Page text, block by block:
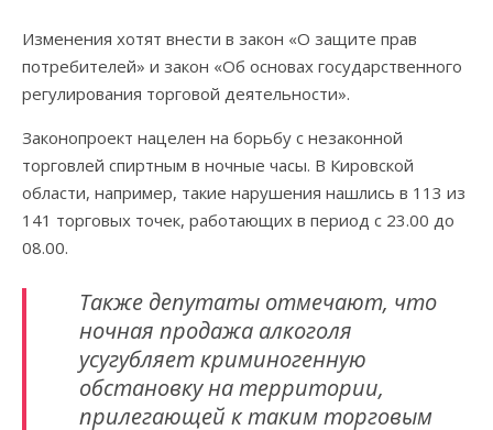
Изменения хотят внести в закон «О защите прав
потребителей» и закон «Об основах государственного
регулирования торговой деятельности».
Законопроект нацелен на борьбу с незаконной
торговлей спиртным в ночные часы. В Кировской
области, например, такие нарушения нашлись в 113 из
141 торговых точек, работающих в период с 23.00 до
08.00.
Также депутаты отмечают, что
ночная продажа алкоголя
усугубляет криминогенную
обстановку на территории,
прилегающей к таким торговым